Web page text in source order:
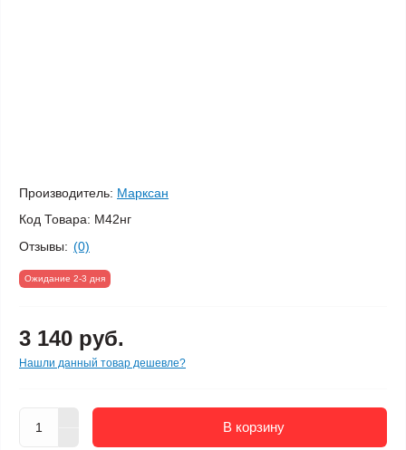
Производитель: Марксан
Код Товара: М42нг
Отзывы: (0)
Ожидание 2-3 дня
3 140 руб.
Нашли данный товар дешевле?
В корзину